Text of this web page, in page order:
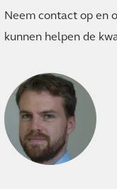
Neem contact op en
kunnen helpen de